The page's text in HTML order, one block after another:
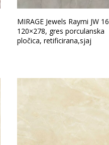
MIRAGE Jewels Raymi JW 16
120×278, gres porculanska
pločica, retificirana,sjaj